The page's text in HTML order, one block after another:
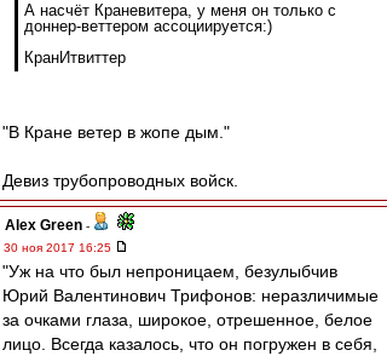
А насчёт Краневитера, у меня он только с
доннер-веттером ассоциируется:)
КранИтвиттер
"В Кране ветер в жопе дым."
Девиз трубопроводных войск.
Alex Green -
30 ноя 2017 16:25
"Уж на что был непроницаем, безулыбчив
Юрий Валентинович Трифонов: неразличимые
за очками глаза, широкое, отрешенное, белое
лицо. Всегда казалось, что он погружен в себя,